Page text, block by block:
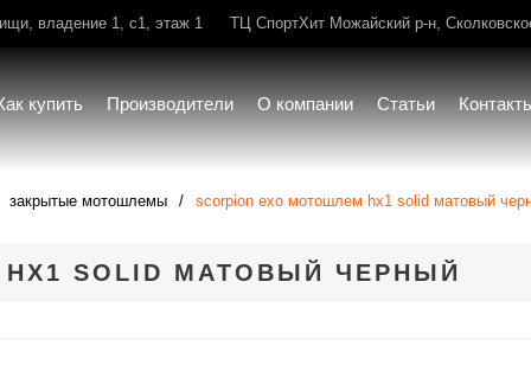
владение 1, с1, этаж 1 ТЦ СпортХит Можайский р-н,
купить Производители О компании Статьи
закрытые мотошлемы scorpion exo мотошлем hx1 solid матовый
HX1 SOLID МАТОВЫЙ ЧЕРНЫЙ